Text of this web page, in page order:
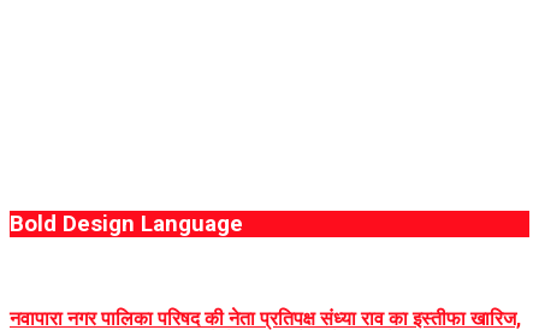
Bold Design Language
नवापारा नगर पालिका परिषद की नेता प्रतिपक्ष संध्या राव का इस्तीफा खारिज,